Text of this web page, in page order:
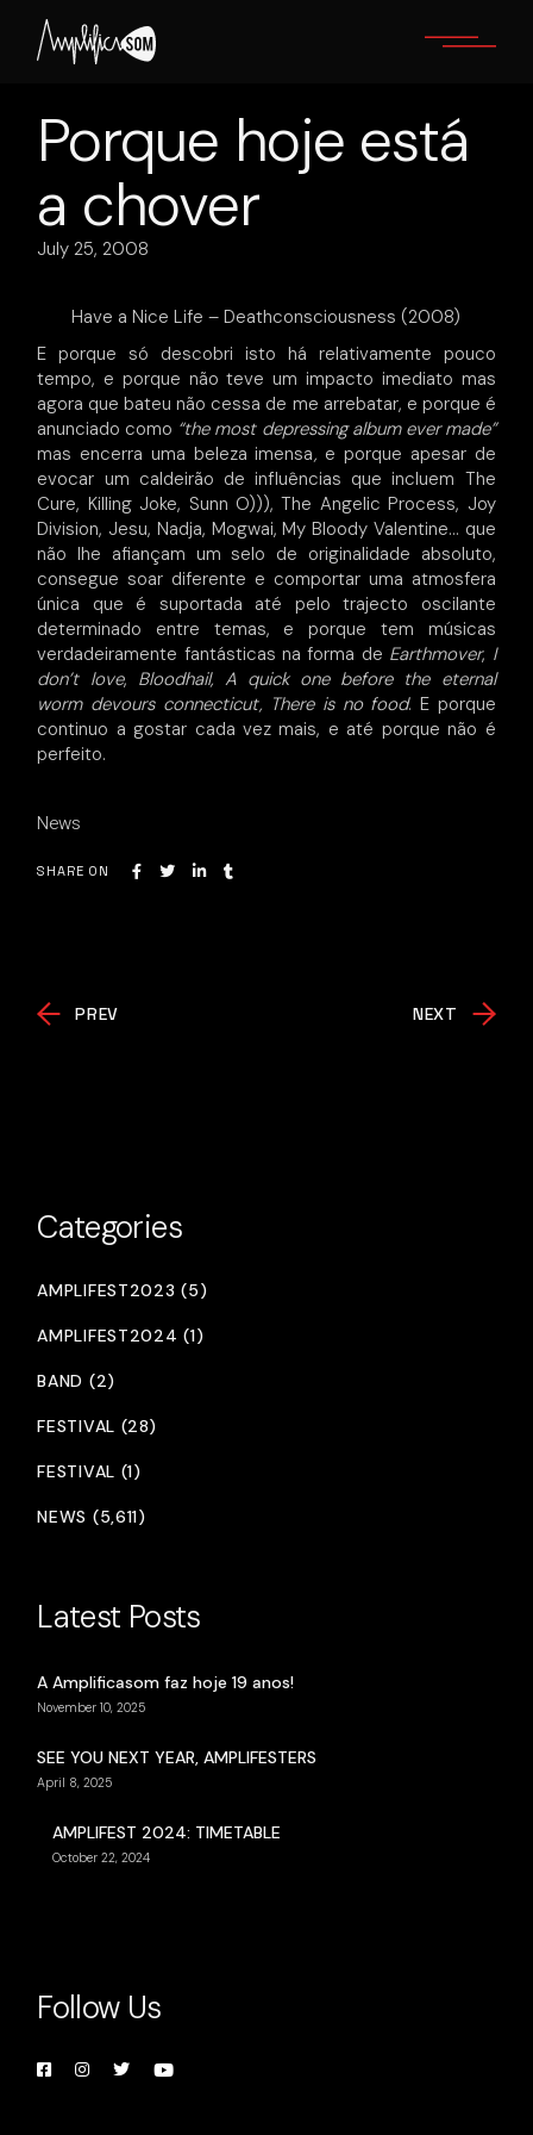
content
Porque hoje está
a chover
July 25, 2008
Have a Nice Life – Deathconsciousness (2008)
E porque só descobri isto há relativamente pouco
tempo, e porque não teve um impacto imediato mas
agora que bateu não cessa de me arrebatar, e porque é
anunciado como “the most depressing album ever made”
mas encerra uma beleza imensa, e porque apesar de
evocar um caldeirão de influências que incluem The
Cure, Killing Joke, Sunn O))), The Angelic Process, Joy
Division, Jesu, Nadja, Mogwai, My Bloody Valentine… que
não lhe afiançam um selo de originalidade absoluto,
consegue soar diferente e comportar uma atmosfera
única que é suportada até pelo trajecto oscilante
determinado entre temas, e porque tem músicas
verdadeiramente fantásticas na forma de Earthmover, I
don’t love, Bloodhail, A quick one before the eternal
worm devours connecticut, There is no food. E porque
continuo a gostar cada vez mais, e até porque não é
perfeito.
News
SHARE ON
PREV NEXT
Categories
AMPLIFEST2023 (5)
AMPLIFEST2024 (1)
BAND (2)
FESTIVAL (28)
FESTIVAL (1)
NEWS (5,611)
Latest Posts
A Amplificasom faz hoje 19 anos!
November 10, 2025
SEE YOU NEXT YEAR, AMPLIFESTERS
April 8, 2025
AMPLIFEST 2024: TIMETABLE
October 22, 2024
Follow Us